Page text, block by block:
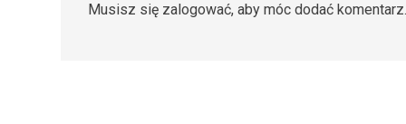
Musisz się zalogować, aby móc dodać komentarz.